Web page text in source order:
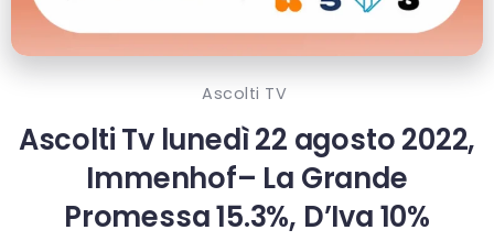
Ascolti TV
Ascolti Tv lunedì 22 agosto 2022,
Immenhof– La Grande
Promessa 15.3%, D’Iva 10%